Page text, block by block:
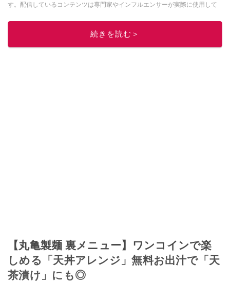
す。配信しているコンテンツは専門家やインフルエンサーが実際に使用して
ニュースでフォロー
続きを読む＞
【丸亀製麺 裏メニュー】ワンコインで楽
しめる「天丼アレンジ」無料お出汁で「天
茶漬け」にも◎